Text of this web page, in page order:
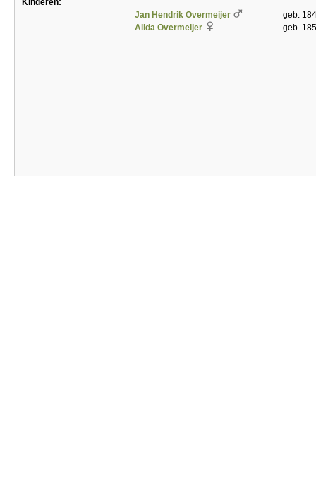
Kinderen:
Jan Hendrik Overmeijer
geb.
Alida Overmeijer
geb.